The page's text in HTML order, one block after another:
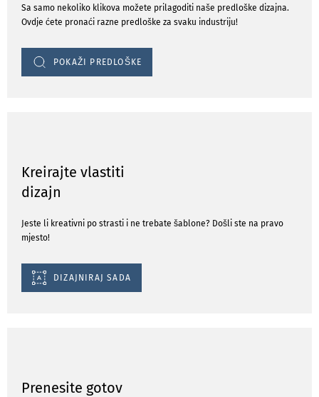
Sa samo nekoliko klikova možete prilagoditi naše predloške dizajna.
Ovdje ćete pronaći razne predloške za svaku industriju!
POKAŽI PREDLOŠKE
Kreirajte vlastiti
dizajn
Jeste li kreativni po strasti i ne trebate šablone? Došli ste na pravo
mjesto!
DIZAJNIRAJ SADA
Prenesite gotov